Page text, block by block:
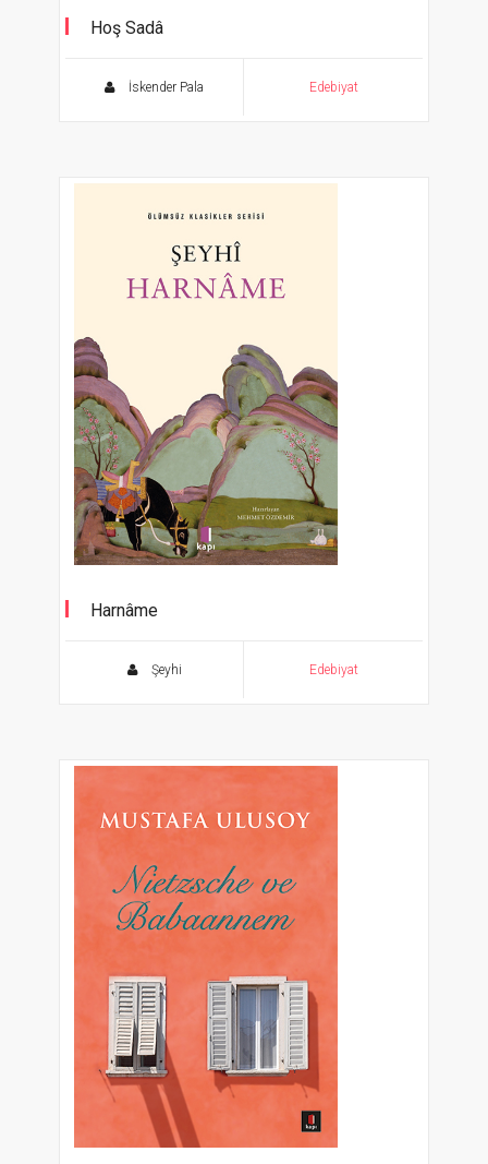
Hoş Sadâ
İskender Pala Edebiyat
Harnâme
Şeyhi Edebiyat